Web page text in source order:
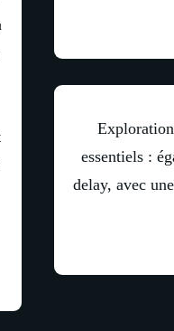
essentiels :
delay, avec